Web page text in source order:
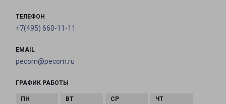
ТЕЛЕФОН
+7(495) 660-11-11
EMAIL
pecom@pecom.ru
ГРАФИК РАБОТЫ